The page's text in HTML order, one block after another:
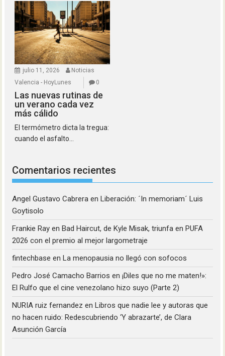
julio 11, 2026
Noticias
Valencia - HoyLunes
0
Las nuevas rutinas de
un verano cada vez
más cálido
El termómetro dicta la tregua:
cuando el asfalto...
Comentarios recientes
Angel Gustavo Cabrera enLiberación: ´In memoriam´ Luis
Goytisolo
Frankie Ray enBad Haircut, de Kyle Misak, triunfa en PUFA
2026 con el premio al mejor largometraje
fintechbase enLa menopausia no llegó con sofocos
Pedro José Camacho Barrios en¡Diles que no me maten!»:
El Rulfo que el cine venezolano hizo suyo (Parte 2)
NURIA ruiz fernandez enLibros que nadie lee y autoras que
no hacen ruido: Redescubriendo ‘Y abrazarte’, de Clara
Asunción García